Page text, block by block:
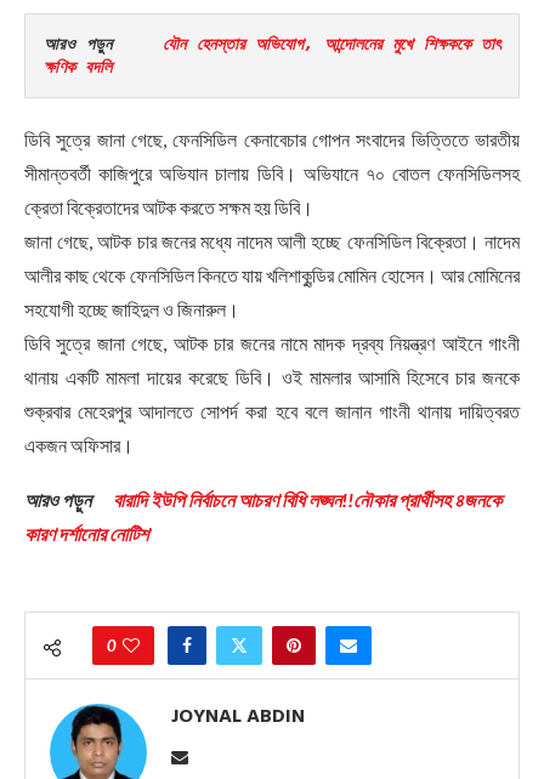
আরও পড়ুন যৌন হেনস্তার অভিযোগ, আন্দোলনের মুখে শিক্ষককে তাৎ
ক্ষণিক বদলি
ডিবি সুত্রে জানা গেছে, ফেনসিডিল কেনাবেচার গোপন সংবাদের ভিত্তিতে ভারতীয়
সীমান্তবর্তী কাজিপুরে অভিযান চালায় ডিবি। অভিযানে ৭০ বোতল ফেনসিডিলসহ
ক্রেতা বিক্রেতাদের আটক করতে সক্ষম হয় ডিবি।
জানা গেছে, আটক চার জনের মধ্যে নাদেম আলী হচ্ছে ফেনসিডিল বিক্রেতা। নাদেম
আলীর কাছ থেকে ফেনসিডিল কিনতে যায় খলিশাকুন্ডির মোমিন হোসেন। আর মোমিনের
সহযোগী হচ্ছে জাহিদুল ও জিনারুল।
ডিবি সুত্রে জানা গেছে, আটক চার জনের নামে মাদক দ্রব্য নিয়ন্ত্রণ আইনে গাংনী
থানায় একটি মামলা দায়ের করেছে ডিবি। ওই মামলার আসামি হিসেবে চার জনকে
শুক্রবার মেহেরপুর আদালতে সোপর্দ করা হবে বলে জানান গাংনী থানায় দায়িত্বরত
একজন অফিসার।
আরও পড়ুন বারাদি ইউপি নির্বাচনে আচরণ বিধি লঙ্ঘন!!নৌকার প্রার্থীসহ ৪জনকে
কারণ দর্শানোর নোটিশ
0
JOYNAL ABDIN